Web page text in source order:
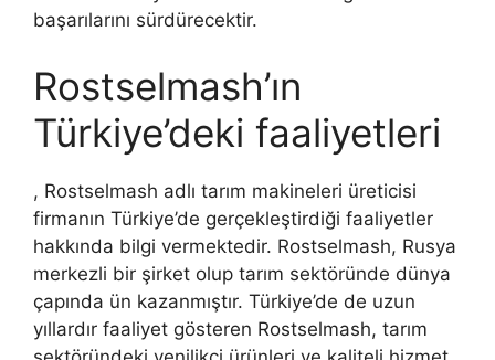
başarılarını sürdürecektir.
Rostselmash’ın
Türkiye’deki faaliyetleri
, Rostselmash adlı tarım makineleri üreticisi
firmanın Türkiye’de gerçekleştirdiği faaliyetler
hakkında bilgi vermektedir. Rostselmash, Rusya
merkezli bir şirket olup tarım sektöründe dünya
çapında ün kazanmıştır. Türkiye’de de uzun
yıllardır faaliyet gösteren Rostselmash, tarım